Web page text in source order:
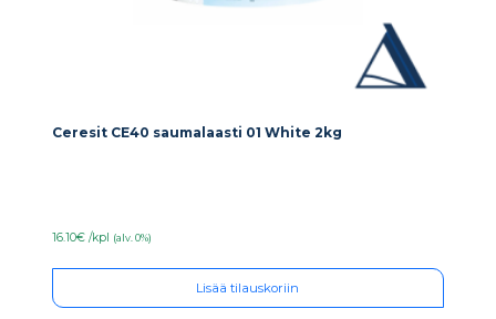
Ceresit CE40 saumalaasti 01 White 2kg
16.10€ /kpl (alv. 0%)
Lisää tilauskoriin